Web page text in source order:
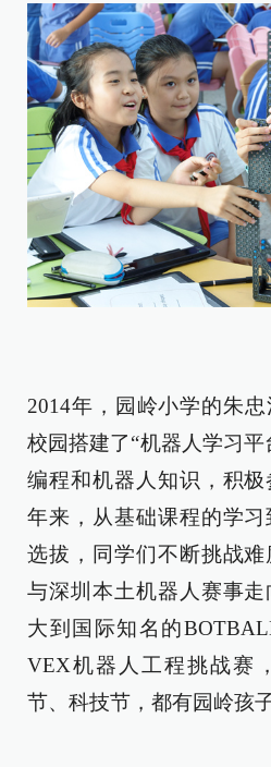
2014年，园岭小学的朱
校园搭建了“机器人学习平
编程和机器人知识，积
年来，从基础课程的学
选拔，同学们不断挑战
与深圳本土机器人赛事走
大到国际知名的
VEX机器人工程挑战赛
节、科技节，都有园岭孩